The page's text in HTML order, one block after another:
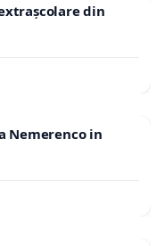
din
Nemerenco in